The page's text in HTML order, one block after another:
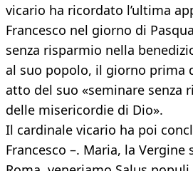
vicario ha ricordato l’ultima
Francesco nel giorno di
senza risparmio nella
al suo popolo, il giorno prima
atto del suo «seminare senza
delle misericordie di Dio».
Il cardinale vicario ha poi
Francesco –. Maria, la Vergine